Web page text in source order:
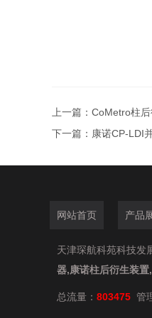
上一篇： CoMetro柱
下一篇： 康诺CP-LDI
网站首页 产品
天津琛航科苑科技发
器,康诺柱后衍生装
总流量： 803475 管